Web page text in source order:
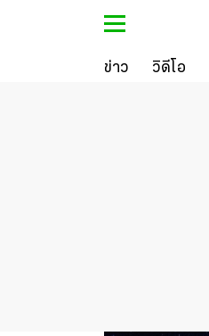
ข่าว วิดีโอ